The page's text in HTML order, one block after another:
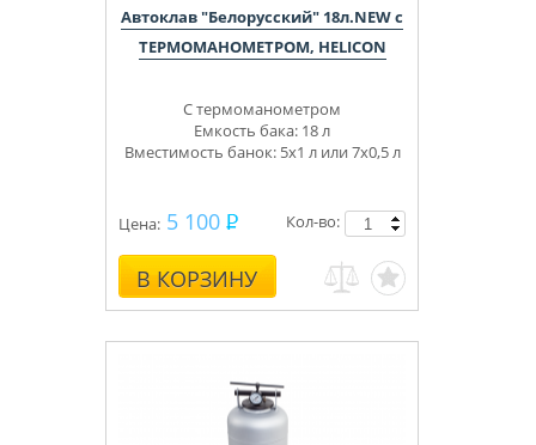
Автоклав "Белорусский" 18л.NEW с
ТЕРМОМАНОМЕТРОМ, HELICON
С термоманометром
Емкость бака: 18 л
Вместимость банок: 5х1 л или 7х0,5 л
Цена: 5 100
В КОРЗИНУ
Кол-во: